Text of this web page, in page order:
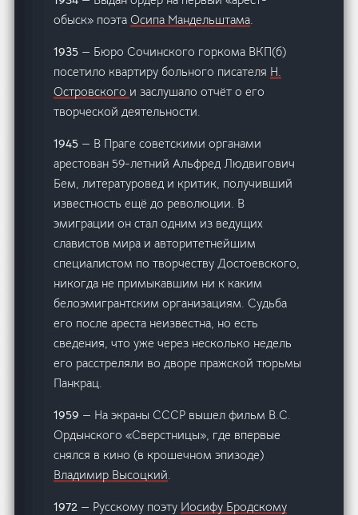
обыск» поэтаОсипа Мандельштама.
1935 — Бюро Сочинского горкома ВКП(б)
посетило квартиру больного писателя Н.
Островскогои заслушало отчёт о его
творческой деятельности.
1945 — В Праге советскими органами
арестован 59-летний Альфред Людвигович
Бем, литературовед и критик, получивший
известность ещё до революции. В
эмиграции он стал одним из ведущих
славистов мира и авторитетнейшим
специалистом по творчеству Достоевского,
никогда не примыкавшим ни к каким
белоэмигрантским организациям. Судьба
его после ареста неизвестна, но есть
сведения, что уже через несколько недель
его расстреляли во дворе пражской тюрьмы
Панкрац.
1959 — На экраны СССР вышел фильм В.С.
Ордынского «Сверстницы», где впервые
снялся в кино (в крошечном эпизоде)
Владимир Высоцкий.
1972 — Русскому поэту Иосифу Бродскому